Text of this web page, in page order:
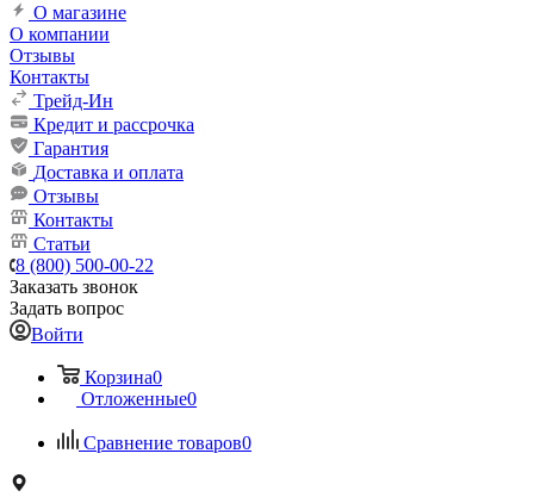
О магазине
О компании
Отзывы
Контакты
Трейд-Ин
Кредит и рассрочка
Гарантия
Доставка и оплата
Отзывы
Контакты
Статьи
8 (800) 500-00-22
Заказать звонок
Задать вопрос
Войти
Корзина0
Отложенные0
Сравнение товаров0